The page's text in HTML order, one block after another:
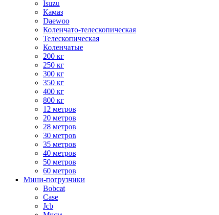
Isuzu
Камаз
Daewoo
Коленчато-телескопическая
Телескопическая
Коленчатые
200 кг
250 кг
300 кг
350 кг
400 кг
800 кг
12 метров
20 метров
28 метров
30 метров
35 метров
40 метров
50 метров
60 метров
Мини-погрузчики
Bobcat
Case
Jcb